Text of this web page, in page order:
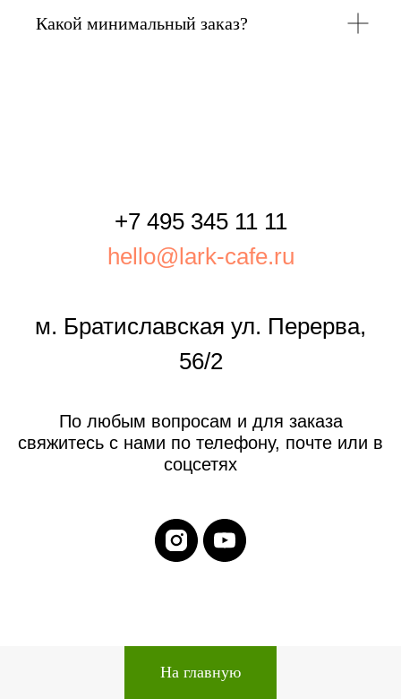
Какой минимальный заказ?
+7 495 345 11 11
hello@lark-cafe.ru
м. Братиславская ул. Перерва,
56/2
По любым вопросам и для заказа
свяжитесь с нами по телефону, почте или в
соцсетях
На главную